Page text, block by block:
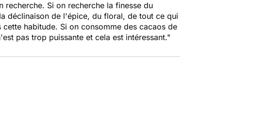
Si on recherche la finesse du
déclinaison de l'épice, du floral, de tout ce qui
habitude. Si on consomme des cacaos de
pas trop puissante et cela est intéressant."